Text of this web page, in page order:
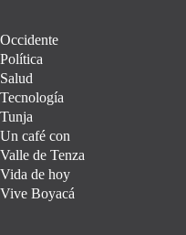
Occidente
Política
Salud
Tecnología
Tunja
Un café con
Valle de Tenza
Vida de hoy
Vive Boyacá